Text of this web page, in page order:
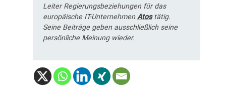
Leiter Regierungsbeziehungen für das
europäische IT-UnternehmenAtostätig.
Seine Beiträge geben ausschließlich seine
persönliche Meinung wieder.